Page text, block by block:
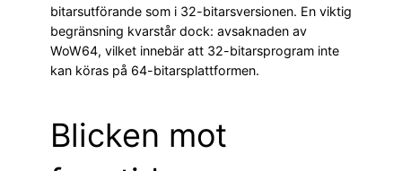
bitarsutförande som i 32-bitarsversionen. En viktig
begränsning kvarstår dock: avsaknaden av
WoW64, vilket innebär att 32-bitarsprogram inte
kan köras på 64-bitarsplattformen.
Blicken mot